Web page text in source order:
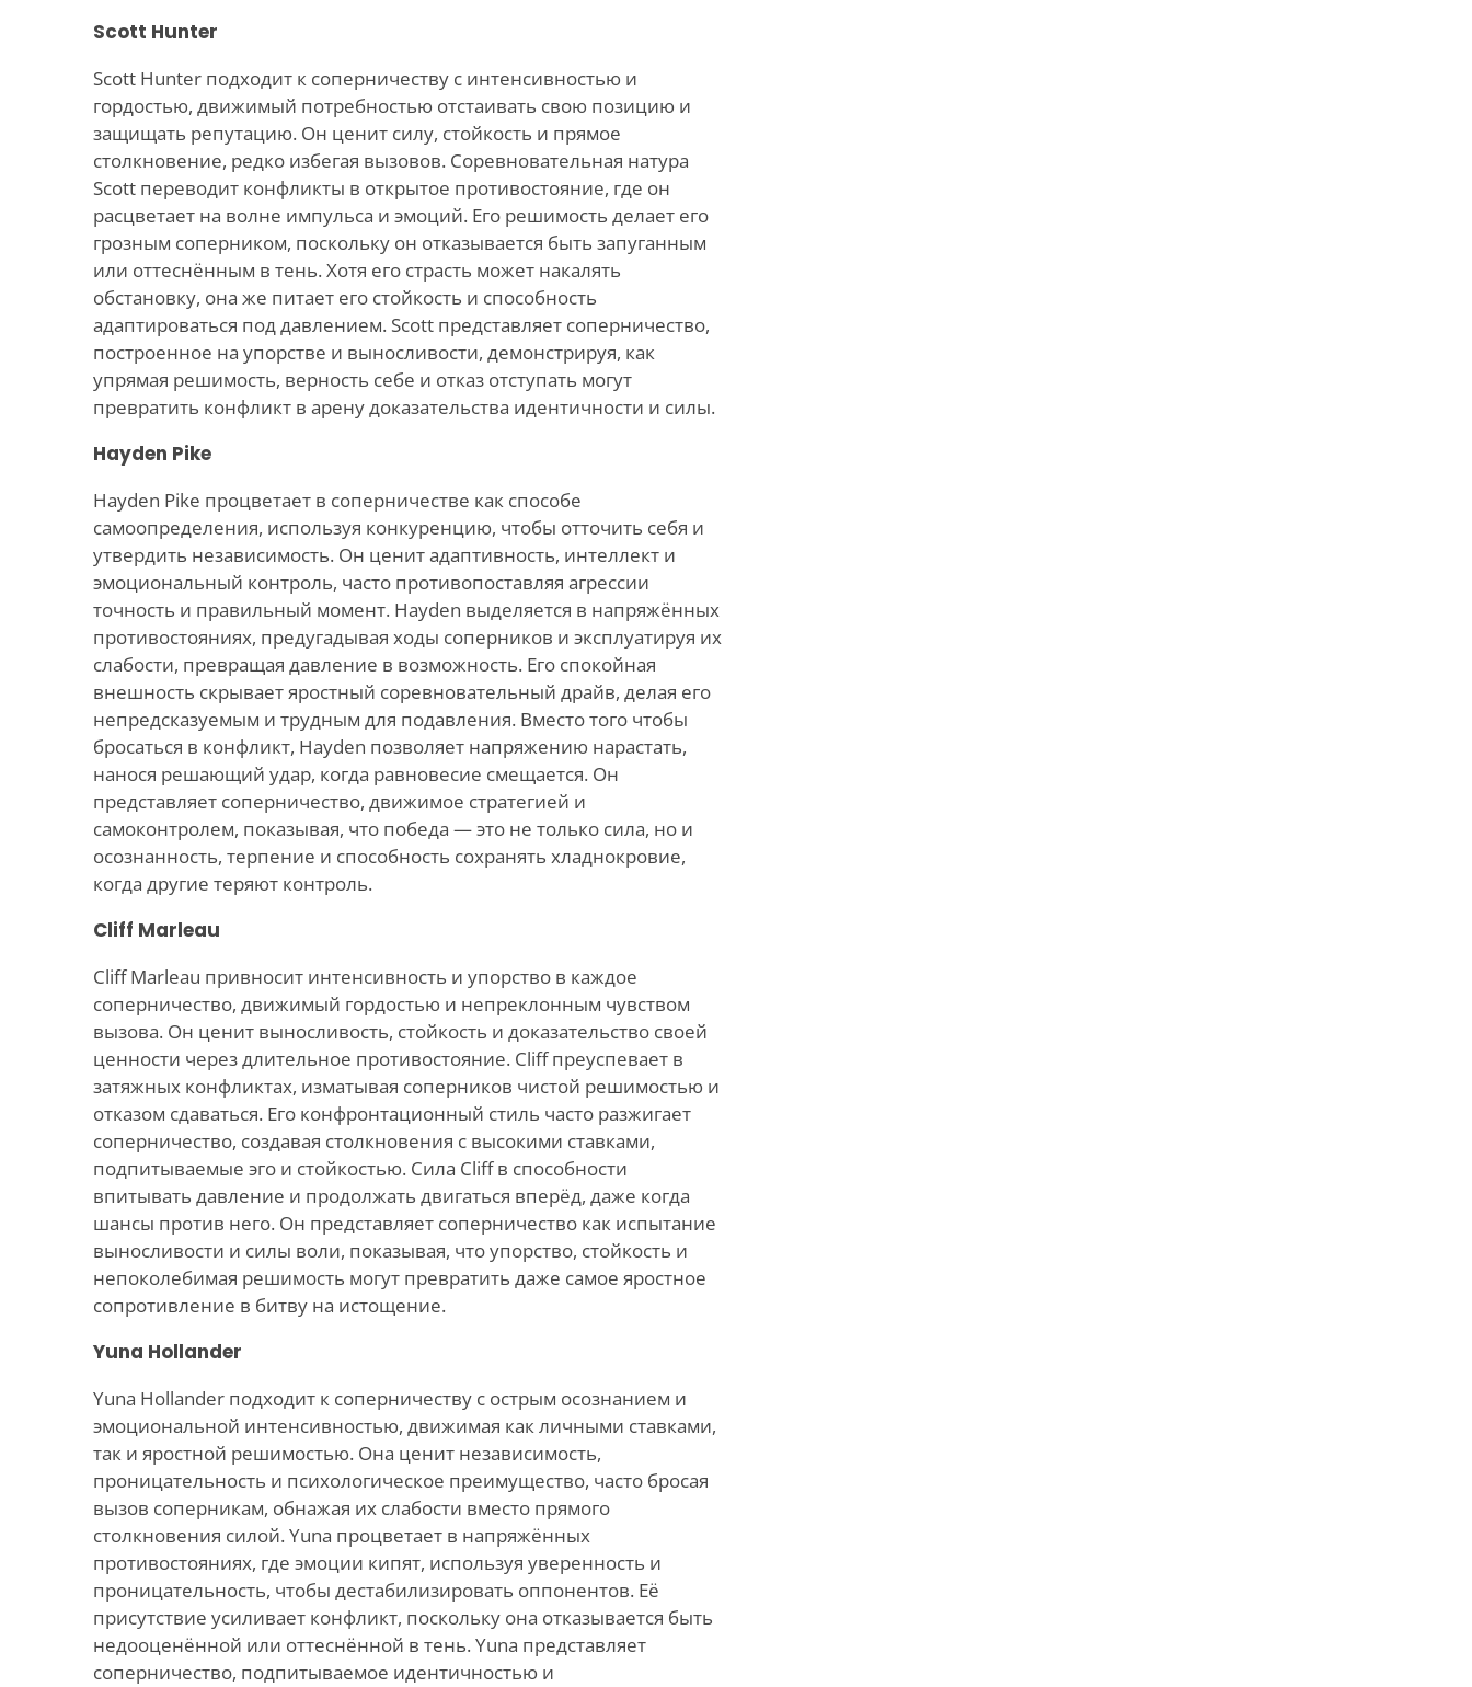
Scott Hunter
Scott Hunter подходит к соперничеству с интенсивностью и
гордостью, движимый потребностью отстаивать свою позицию и
защищать репутацию. Он ценит силу, стойкость и прямое
столкновение, редко избегая вызовов. Соревновательная натура
Scott переводит конфликты в открытое противостояние, где он
расцветает на волне импульса и эмоций. Его решимость делает его
грозным соперником, поскольку он отказывается быть запуганным
или оттеснённым в тень. Хотя его страсть может накалять
обстановку, она же питает его стойкость и способность
адаптироваться под давлением. Scott представляет соперничество,
построенное на упорстве и выносливости, демонстрируя, как
упрямая решимость, верность себе и отказ отступать могут
превратить конфликт в арену доказательства идентичности и силы.
Hayden Pike
Hayden Pike процветает в соперничестве как способе
самоопределения, используя конкуренцию, чтобы отточить себя и
утвердить независимость. Он ценит адаптивность, интеллект и
эмоциональный контроль, часто противопоставляя агрессии
точность и правильный момент. Hayden выделяется в напряжённых
противостояниях, предугадывая ходы соперников и эксплуатируя их
слабости, превращая давление в возможность. Его спокойная
внешность скрывает яростный соревновательный драйв, делая его
непредсказуемым и трудным для подавления. Вместо того чтобы
бросаться в конфликт, Hayden позволяет напряжению нарастать,
нанося решающий удар, когда равновесие смещается. Он
представляет соперничество, движимое стратегией и
самоконтролем, показывая, что победа — это не только сила, но и
осознанность, терпение и способность сохранять хладнокровие,
когда другие теряют контроль.
Cliff Marleau
Cliff Marleau привносит интенсивность и упорство в каждое
соперничество, движимый гордостью и непреклонным чувством
вызова. Он ценит выносливость, стойкость и доказательство своей
ценности через длительное противостояние. Cliff преуспевает в
затяжных конфликтах, изматывая соперников чистой решимостью и
отказом сдаваться. Его конфронтационный стиль часто разжигает
соперничество, создавая столкновения с высокими ставками,
подпитываемые эго и стойкостью. Сила Cliff в способности
впитывать давление и продолжать двигаться вперёд, даже когда
шансы против него. Он представляет соперничество как испытание
выносливости и силы воли, показывая, что упорство, стойкость и
непоколебимая решимость могут превратить даже самое яростное
сопротивление в битву на истощение.
Yuna Hollander
Yuna Hollander подходит к соперничеству с острым осознанием и
эмоциональной интенсивностью, движимая как личными ставками,
так и яростной решимостью. Она ценит независимость,
проницательность и психологическое преимущество, часто бросая
вызов соперникам, обнажая их слабости вместо прямого
столкновения силой. Yuna процветает в напряжённых
противостояниях, где эмоции кипят, используя уверенность и
проницательность, чтобы дестабилизировать оппонентов. Её
присутствие усиливает конфликт, поскольку она отказывается быть
недооценённой или оттеснённой в тень. Yuna представляет
соперничество, подпитываемое идентичностью и